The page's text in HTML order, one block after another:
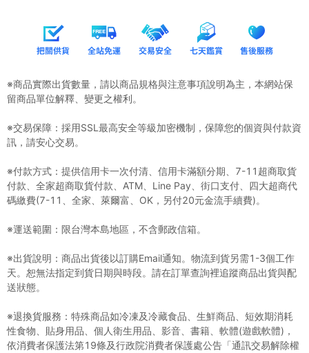
※商品實際出貨數量，請以商品規格與注意事項說明為主，本網站保
留商品單位解釋、變更之權利。
※交易保障：採用SSL最高安全等級加密機制，保障您的個資與付款資
訊，請安心交易。
※付款方式：提供信用卡一次付清、信用卡滿額分期、7-11超商取貨
付款、全家超商取貨付款、ATM、Line Pay、街口支付、四大超商代
碼繳費(7-11、全家、萊爾富、OK，另付20元金流手續費)。
※運送範圍：限台灣本島地區，不含郵政信箱。
※出貨說明：商品出貨後以訂購Email通知。物流到貨另需1-3個工作
天。恕無法指定到貨日期與時段。請在訂單查詢裡追蹤商品出貨與配
送狀態。
※退換貨服務：特殊商品如冷凍及冷藏食品、生鮮商品、短效期消耗
性食物、貼身用品、個人衛生用品、影音、書籍、軟體(遊戲軟體)，
依消費者保護法第19條及行政院消費者保護處公告「通訊交易解除權